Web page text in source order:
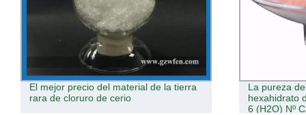
El mejor precio del material de la tierra
rara de cloruro de cerio
La pureza
hexahidrato
6 (H2O) Nº